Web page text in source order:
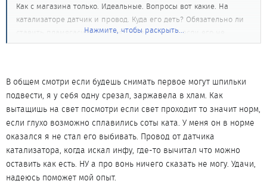
Как с магазина только. Идеальные. Вопросы вот какие. На
катализаторе датчик и провод. Куда его деть? Обязательно ли
ставить пламягаситель? Будет ли вред какой если его не
поставить? Если катализатор не забит- он просвечиваться
Нажмите, чтобы раскрыть...
В общем смотри если будешь снимать первое могут шпильки
подвести, я у себя одну срезал, заржавела в хлам. Как
вытащишь на свет посмотри если свет проходит то значит норм,
если глухо возможно сплавились соты ката. У меня он в норме
оказался я не стал его выбивать. Провод от датчика
катализатора, когда искал инфу, где-то вычитал что можно
оставить как есть. НУ а про вонь ничего сказать не могу. Удачи,
надеюсь поможет мой опыт.